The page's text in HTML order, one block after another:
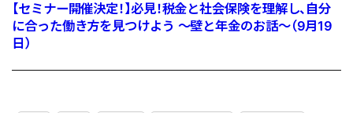
【セミナー開催決定！】必見！税金と社会保険を理解し、自分
に合った働き方を見つけよう ～壁と年金のお話～（9月19
日）